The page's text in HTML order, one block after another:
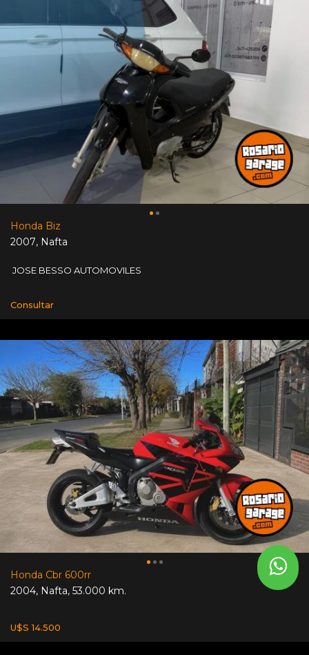
Honda Biz
2007, Nafta
JOSE BESSO AUTOMOVILES
Consultar
Honda Cbr 600rr
2004, Nafta, 53.000 km.
U$S 14.500